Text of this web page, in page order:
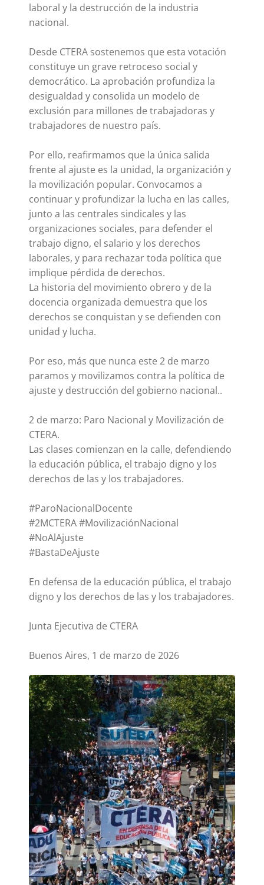
laboral y la destrucción de la industria
nacional.
Desde CTERA sostenemos que esta votación
constituye un grave retroceso social y
democrático. La aprobación profundiza la
desigualdad y consolida un modelo de
exclusión para millones de trabajadoras y
trabajadores de nuestro país.
Por ello, reafirmamos que la única salida
frente al ajuste es la unidad, la organización y
la movilización popular. Convocamos a
continuar y profundizar la lucha en las calles,
junto a las centrales sindicales y las
organizaciones sociales, para defender el
trabajo digno, el salario y los derechos
laborales, y para rechazar toda política que
implique pérdida de derechos.
La historia del movimiento obrero y de la
docencia organizada demuestra que los
derechos se conquistan y se defienden con
unidad y lucha.
Por eso, más que nunca este 2 de marzo
paramos y movilizamos contra la política de
ajuste y destrucción del gobierno nacional..
2 de marzo: Paro Nacional y Movilización de
CTERA.
Las clases comienzan en la calle, defendiendo
la educación pública, el trabajo digno y los
derechos de las y los trabajadores.
#ParoNacionalDocente
#2MCTERA #MovilizaciónNacional
#NoAlAjuste
#BastaDeAjuste
En defensa de la educación pública, el trabajo
digno y los derechos de las y los trabajadores.
Junta Ejecutiva de CTERA
Buenos Aires, 1 de marzo de 2026